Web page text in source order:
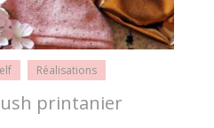
Réalisations
printanier